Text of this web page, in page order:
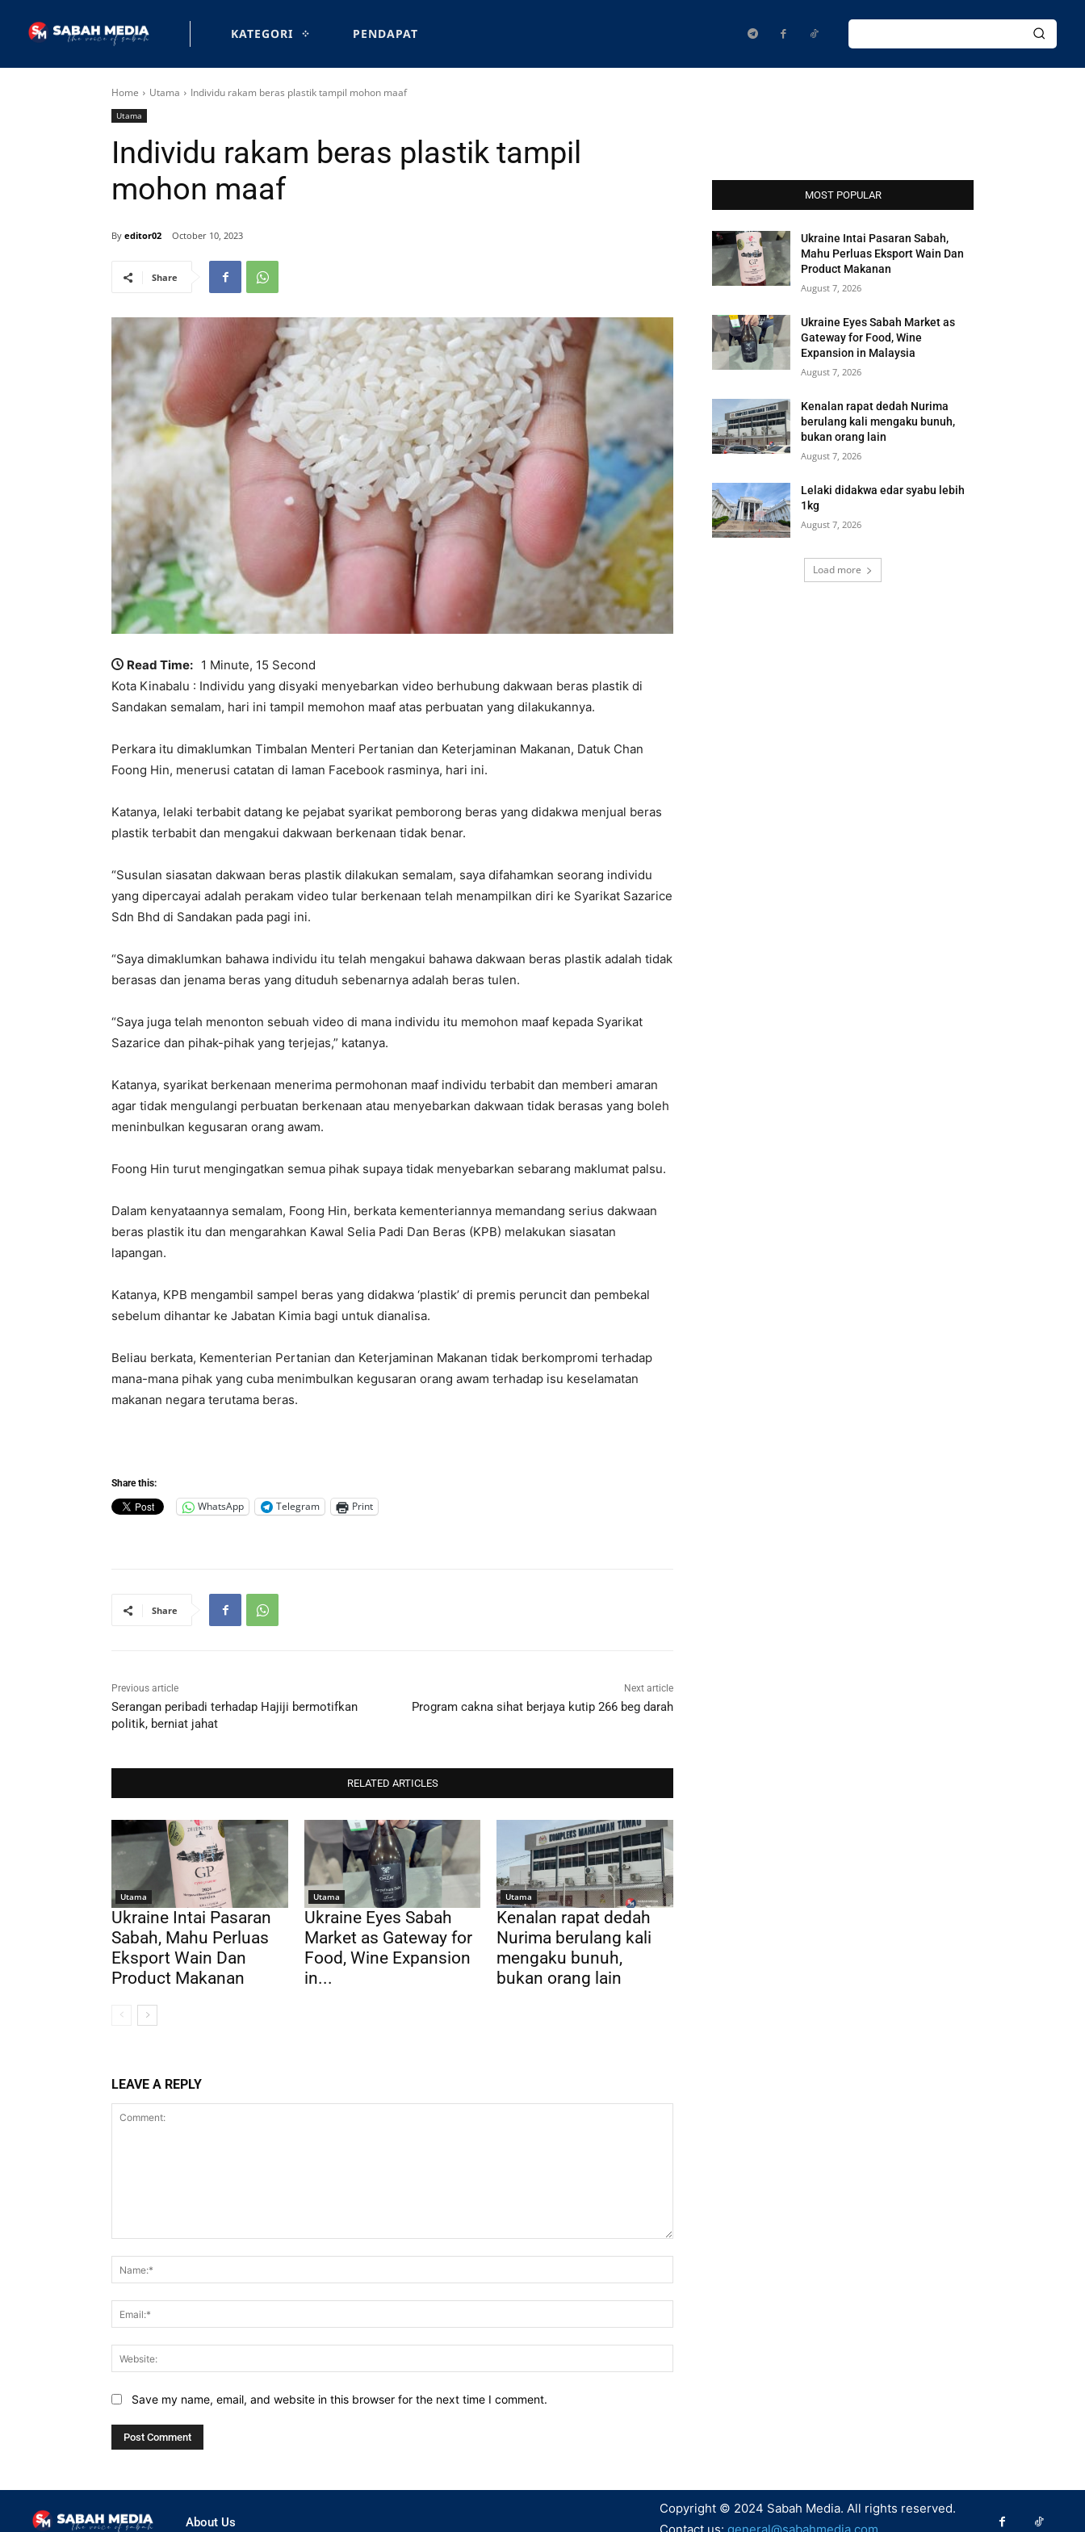
KATEGORI PENDAPAT
Home Utama Individu rakam beras plastik tampil mohon maaf
Utama
Individu rakam beras plastik tampil
mohon maaf
By editor02 October 10, 2023
Share
Read Time: 1 Minute, 15 Second
Kota Kinabalu : Individu yang disyaki menyebarkan video berhubung dakwaan beras plastik di
Sandakan semalam, hari ini tampil memohon maaf atas perbuatan yang dilakukannya.
Perkara itu dimaklumkan Timbalan Menteri Pertanian dan Keterjaminan Makanan, Datuk Chan
Foong Hin, menerusi catatan di laman Facebook rasminya, hari ini.
Katanya, lelaki terbabit datang ke pejabat syarikat pemborong beras yang didakwa menjual beras
plastik terbabit dan mengakui dakwaan berkenaan tidak benar.
“Susulan siasatan dakwaan beras plastik dilakukan semalam, saya difahamkan seorang individu
yang dipercayai adalah perakam video tular berkenaan telah menampilkan diri ke Syarikat Sazarice
Sdn Bhd di Sandakan pada pagi ini.
“Saya dimaklumkan bahawa individu itu telah mengakui bahawa dakwaan beras plastik adalah tidak
berasas dan jenama beras yang dituduh sebenarnya adalah beras tulen.
“Saya juga telah menonton sebuah video di mana individu itu memohon maaf kepada Syarikat
Sazarice dan pihak-pihak yang terjejas,” katanya.
Katanya, syarikat berkenaan menerima permohonan maaf individu terbabit dan memberi amaran
agar tidak mengulangi perbuatan berkenaan atau menyebarkan dakwaan tidak berasas yang boleh
meninbulkan kegusaran orang awam.
Foong Hin turut mengingatkan semua pihak supaya tidak menyebarkan sebarang maklumat palsu.
Dalam kenyataannya semalam, Foong Hin, berkata kementeriannya memandang serius dakwaan
beras plastik itu dan mengarahkan Kawal Selia Padi Dan Beras (KPB) melakukan siasatan
lapangan.
Katanya, KPB mengambil sampel beras yang didakwa ‘plastik’ di premis peruncit dan pembekal
sebelum dihantar ke Jabatan Kimia bagi untuk dianalisa.
Beliau berkata, Kementerian Pertanian dan Keterjaminan Makanan tidak berkompromi terhadap
mana-mana pihak yang cuba menimbulkan kegusaran orang awam terhadap isu keselamatan
makanan negara terutama beras.
Share this:
WhatsApp Telegram Print
Share
Previous article
Serangan peribadi terhadap Hajiji bermotifkan
politik, berniat jahat
Next article
Program cakna sihat berjaya kutip 266 beg darah
RELATED ARTICLES
Utama
Ukraine Intai Pasaran
Sabah, Mahu Perluas
Eksport Wain Dan
Product Makanan
Utama
Ukraine Eyes Sabah
Market as Gateway for
Food, Wine Expansion
in...
Utama
Kenalan rapat dedah
Nurima berulang kali
mengaku bunuh,
bukan orang lain
LEAVE A REPLY
Save my name, email, and website in this browser for the next time I comment.
MOST POPULAR
Ukraine Intai Pasaran Sabah,
Mahu Perluas Eksport Wain Dan
Product Makanan
August 7, 2026
Ukraine Eyes Sabah Market as
Gateway for Food, Wine
Expansion in Malaysia
August 7, 2026
Kenalan rapat dedah Nurima
berulang kali mengaku bunuh,
bukan orang lain
August 7, 2026
Lelaki didakwa edar syabu lebih
1kg
August 7, 2026
Load more
About Us
Copyright © 2024 Sabah Media. All rights reserved.